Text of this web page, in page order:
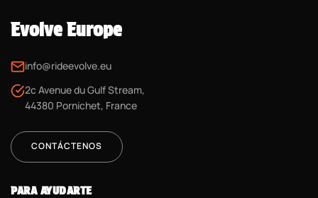
Evolve Europe
info@rideevolve.eu
2c Avenue du Gulf Stream,
44380 Pornichet, France
CONTÁCTENOS
PARA AYUDARTE